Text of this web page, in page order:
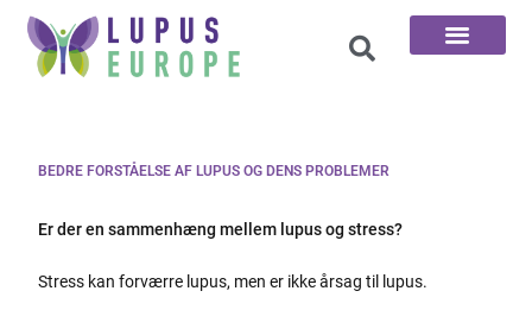
BEDRE FORSTÅELSE AF LUPUS OG DENS PROBLEMER
Er der en sammenhæng mellem lupus og stress?
Stress kan forværre lupus, men er ikke årsag til lupus.